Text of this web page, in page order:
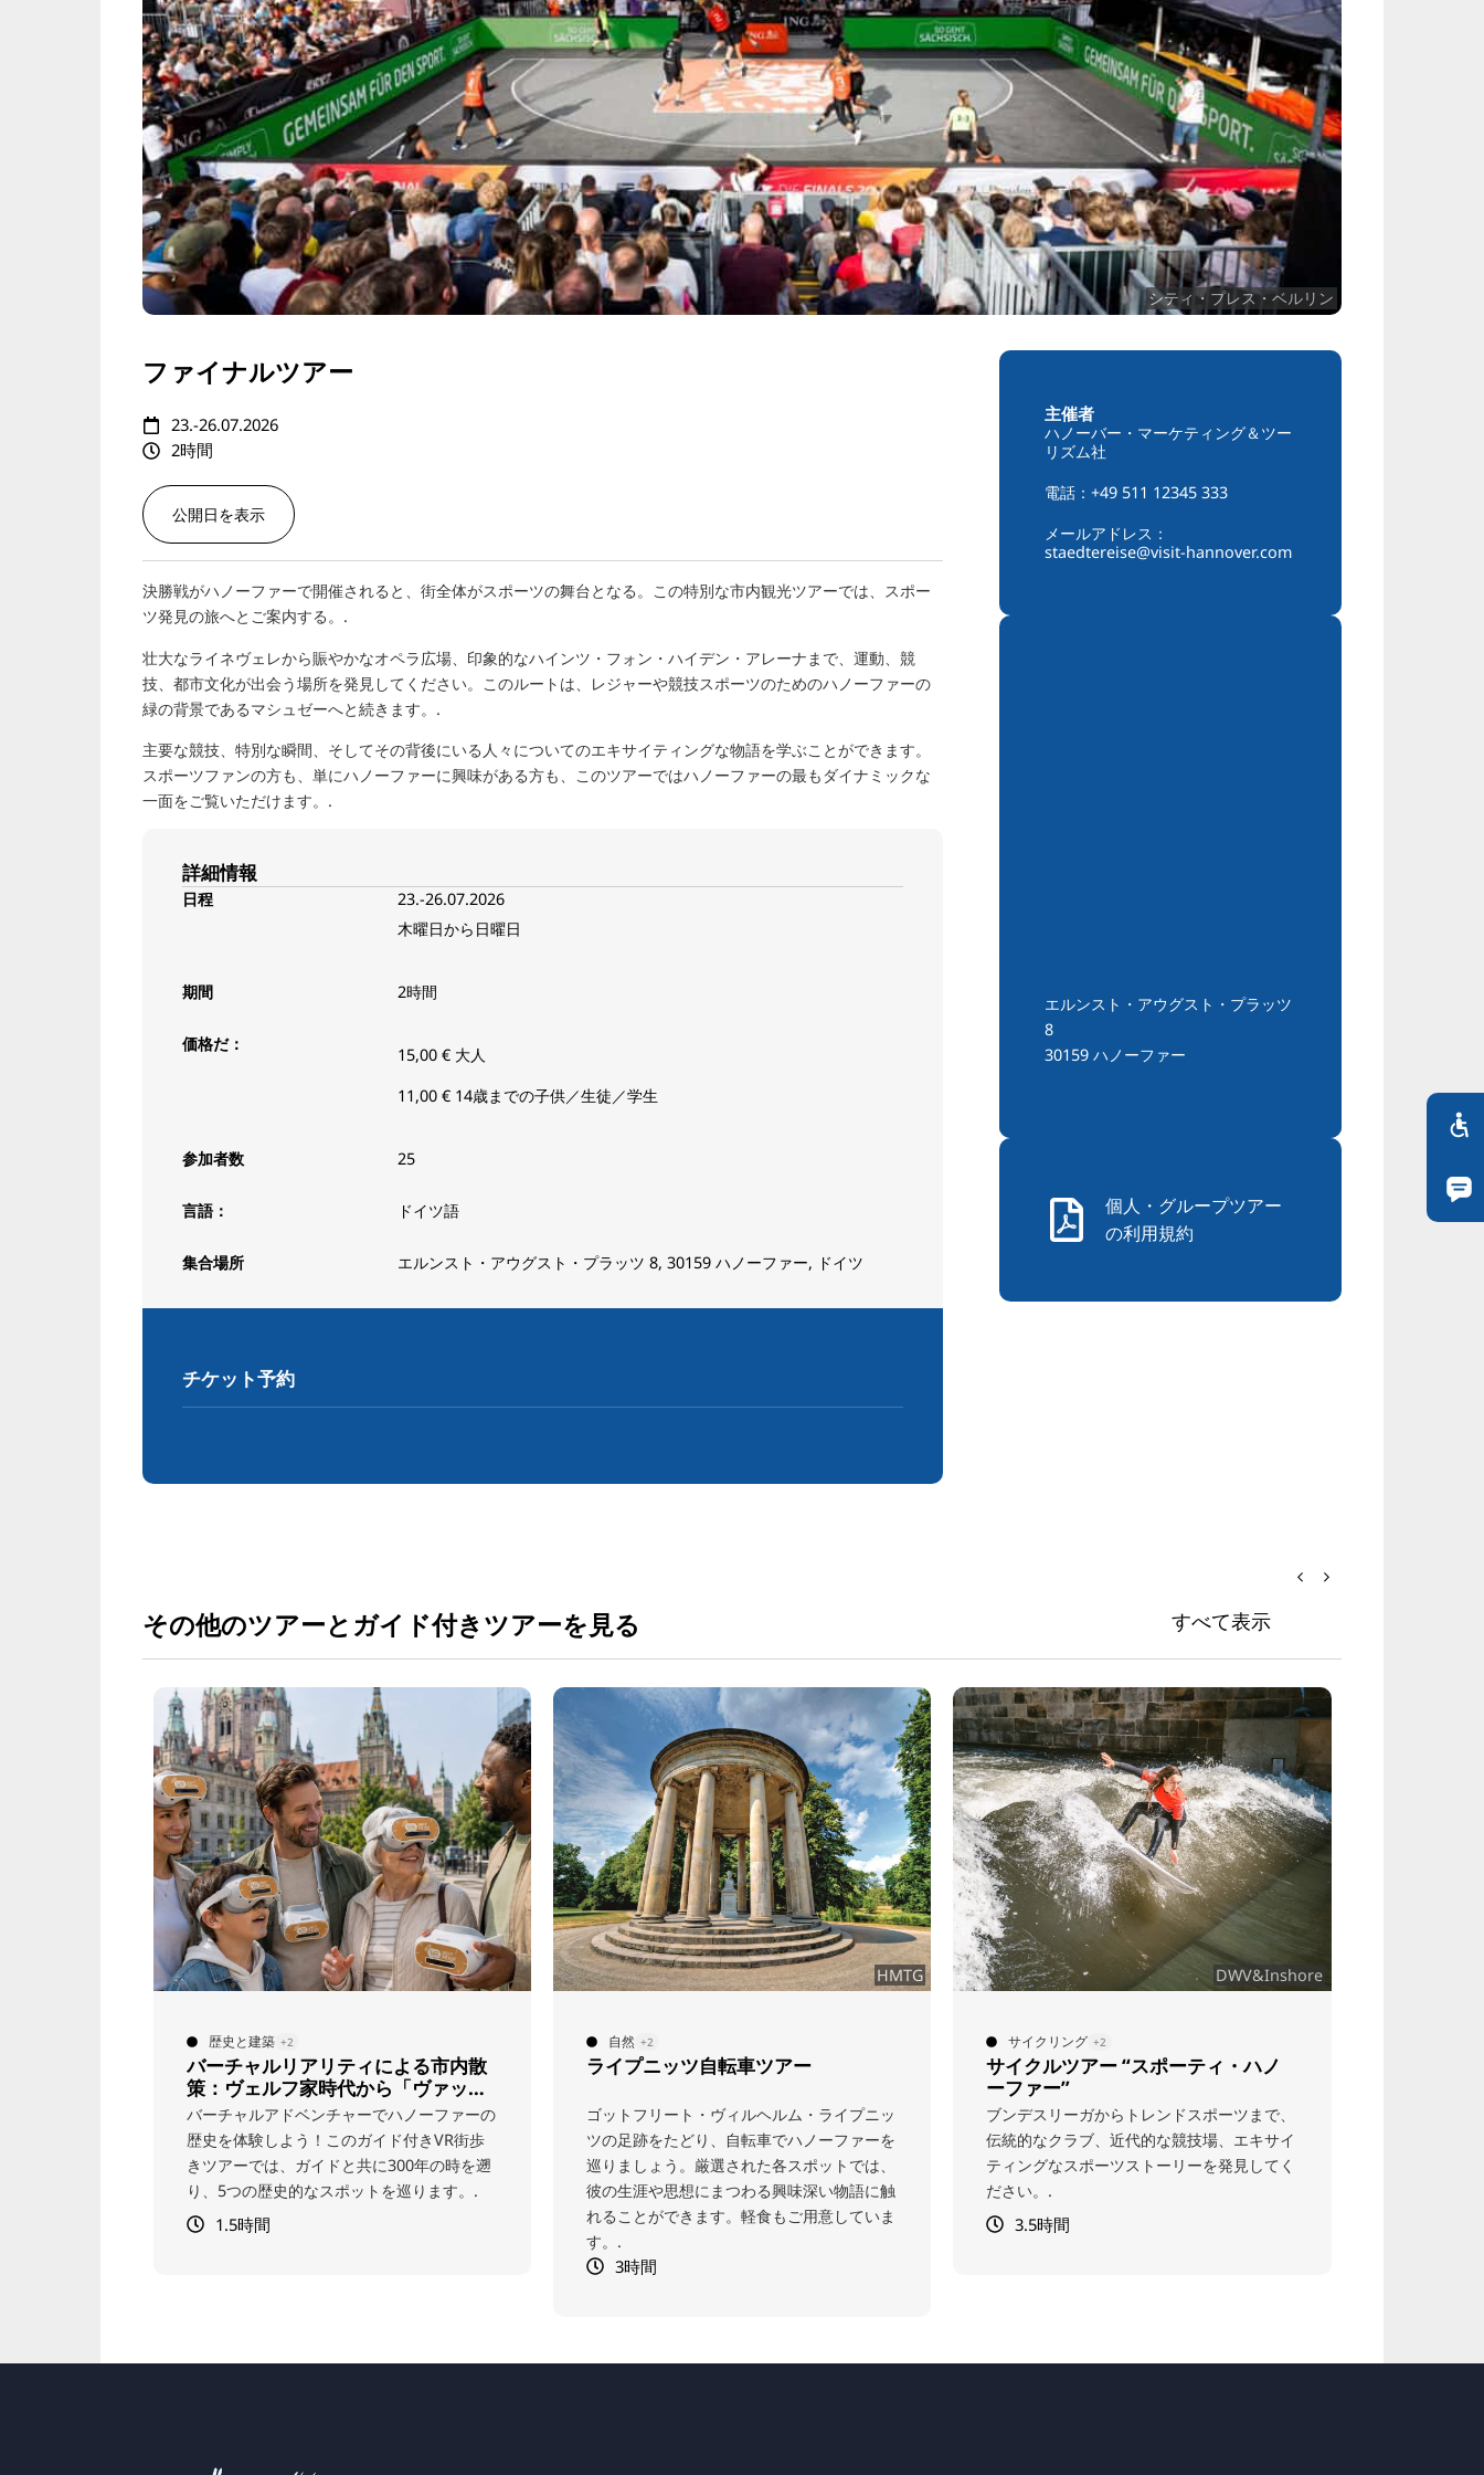
シティ・プレス・ベルリン
ファイナルツアー
23.-26.07.2026
2時間
公開日を表示
決勝戦がハノーファーで開催されると、街全体がスポーツの舞台となる。この特別な市内観光ツアーでは、スポー
ツ発見の旅へとご案内する。.
壮大なライネヴェレから賑やかなオペラ広場、印象的なハインツ・フォン・ハイデン・アレーナまで、運動、競
技、都市文化が出会う場所を発見してください。このルートは、レジャーや競技スポーツのためのハノーファーの
緑の背景であるマシュゼーへと続きます。.
主要な競技、特別な瞬間、そしてその背後にいる人々についてのエキサイティングな物語を学ぶことができます。
スポーツファンの方も、単にハノーファーに興味がある方も、このツアーではハノーファーの最もダイナミックな
一面をご覧いただけます。.
詳細情報
日程
23.-26.07.2026
木曜日から日曜日
期間 2時間
価格だ：
15,00 € 大人
11,00 € 14歳までの子供／生徒／学生
参加者数 25
言語： ドイツ語
集合場所 エルンスト・アウグスト・プラッツ 8, 30159 ハノーファー, ドイツ
チケット予約
主催者
ハノーバー・マーケティング＆ツー
リズム社
電話：+49 511 12345 333
メールアドレス：
staedtereise@visit-hannover.com
エルンスト・アウグスト・プラッツ
8
30159 ハノーファー
個人・グループツアー
の利用規約
その他のツアーとガイド付きツアーを見る すべて表示
HMTG
自然 +2
ライプニッツ自転車ツアー
ゴットフリート・ヴィルヘルム・ライプニッ
ツの足跡をたどり、自転車でハノーファーを
巡りましょう。厳選された各スポットでは、
彼の生涯や思想にまつわる興味深い物語に触
れることができます。軽食もご用意していま
DWV&Inshore
サイクリング
サイクルツアー “スポーティ・ハノ
ブンデスリーガからトレンドスポーツまで、
伝統的なクラブ、近代的な競技場、エキサイ
ティングなスポーツストーリーを発見してく
ださい。.
3.5時間
アート＆カルチャー
ライプニッツ・ツアー - 多神教徒を
追って
ゴットフリート・ヴィルヘルム・ライプニッ
ツの視点からハノーファーを発見しましょ
う。ヨーロッパを代表する偉大な思想家の一
人の生涯、思考、そして思想について、興味
深い洞察に満ちたコンパクトな街歩きツアー